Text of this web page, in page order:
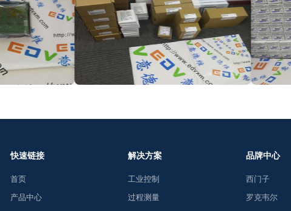
快速链接
首页
产品中心
解决方案
工业控制
过程测量
品牌中心
西门子
罗克韦尔